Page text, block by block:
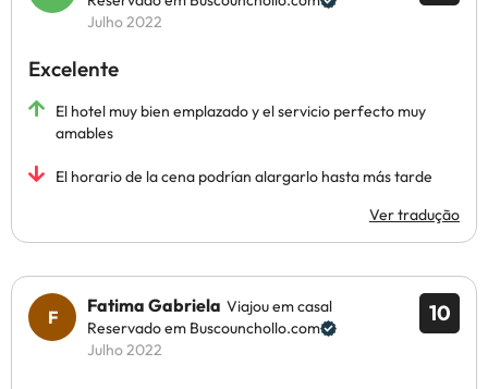
Julho 2022
Excelente
El hotel muy bien emplazado y el servicio perfecto muy
amables
El horario de la cena podrían alargarlo hasta más tarde
Ver tradução
10
Fatima Gabriela Viajou em casal
Reservado em Buscounchollo.com
Julho 2022